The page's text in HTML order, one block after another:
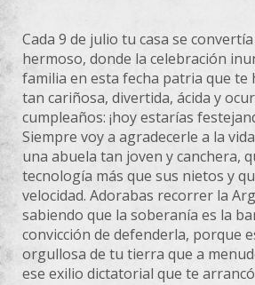
Cada 9 de julio tu casa se
hermoso, donde la celebración
familia en esta fecha patria que te
tan cariñosa, divertida, ácida y
cumpleaños: ¡hoy estarías
Siempre voy a agradecerle a la
una abuela tan joven y canchera,
tecnología más que sus nietos y
velocidad. Adorabas recorrer la
sabiendo que la soberanía es la
convicción de defenderla, porque
orgullosa de tu tierra que a
ese exilio dictatorial que te